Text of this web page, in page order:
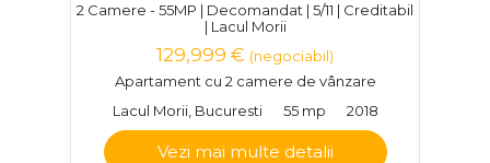
2 Camere - 55MP | Decomandat | 5/11 | Creditabil
| Lacul Morii
129,999 € (negociabil)
Apartament cu 2 camere de vânzare
Lacul Morii, Bucuresti
55 mp 2018
Vezi mai multe detalii